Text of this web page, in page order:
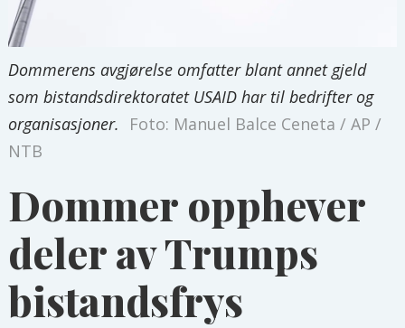
Dommerens avgjørelse omfatter blant annet gjeld
som bistandsdirektoratet USAID har til bedrifter og
organisasjoner.
Foto: Manuel Balce Ceneta / AP /
NTB
Dommer opphever
deler av Trumps
bistandsfrys